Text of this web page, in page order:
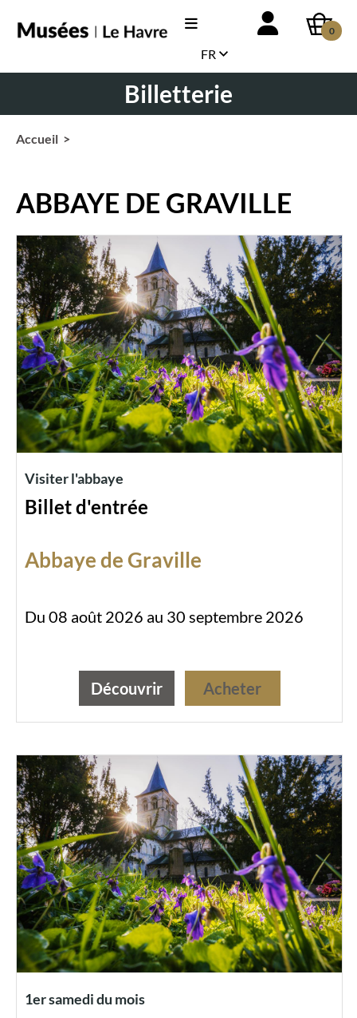
0
FR
Billetterie
Accueil >
ABBAYE DE GRAVILLE
Visiter l'abbaye
Billet d'entrée
Abbaye de Graville
Du 08 août 2026 au 30 septembre 2026
Découvrir Acheter
1er samedi du mois